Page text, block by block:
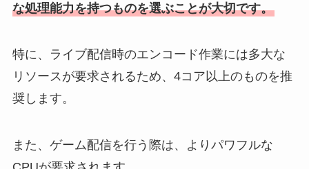
な処理能力を持つものを選ぶことが大切です。
特に、ライブ配信時のエンコード作業には多大な
リソースが要求されるため、4コア以上のものを推
奨します。
また、ゲーム配信を行う際は、よりパワフルな